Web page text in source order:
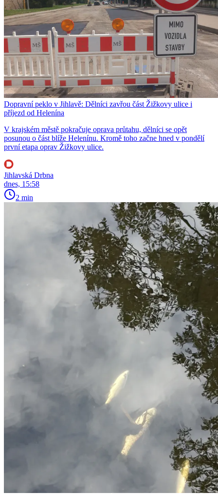
Dopravní peklo v Jihlavě: Dělníci zavřou část Žižkovy ulice i
příjezd od Helenína
V krajském městě pokračuje oprava průtahu, dělníci se opět
posunou o část blíže Helenínu. Kromě toho začne hned v pondělí
první etapa oprav Žižkovy ulice.
Jihlavská Drbna
dnes, 15:58
2 min